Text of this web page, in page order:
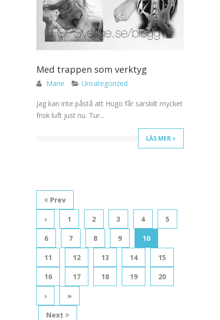
Med trappen som verktyg
Marie Uncategorized
Jag kan inte påstå att Hugo får särskilt mycket
frisk luft just nu. Tur...
LÄS MER
Prev
‹ 1 2 3 4 5
6 7 8 9 10
11 12 13 14 15
16 17 18 19 20
› »
Next